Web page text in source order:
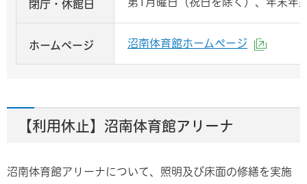
閉庁・休館日 第1月曜日（祝日を除く）、年末年
ホームページ 沼南体育館ホームページ
【利用休止】沼南体育館アリーナ
沼南体育館アリーナについて、照明及び床面の修繕を実施